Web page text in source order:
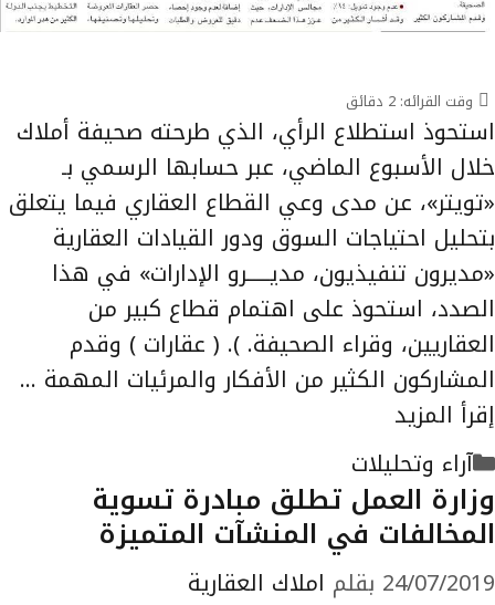
وقت القرائه: 2 دقائق
استحوذ استطلاع الرأي، الذي طرحته صحيفة أملاك
خلال الأسبوع الماضي، عبر حسابها الرسمي بـ
«تويتر»، عن مدى وعي القطاع العقاري فيما يتعلق
بتحليل احتياجات السوق ودور القيادات العقارية
«مديرون تنفيذيون، مديـــــرو الإدارات» في هذا
الصدد، استحوذ على اهتمام قطاع كبير من
العقاريين، وقراء الصحيفة. ). ( عقارات ) وقدم
المشاركون الكثير من الأفكار والمرئيات المهمة …
إقرأ المزيد
التصنيفات
آراء وتحليلات
وزارة العمل تطلق مبادرة تسوية
المخالفات في المنشآت المتميزة
24/07/2019 بقلم املاك العقارية